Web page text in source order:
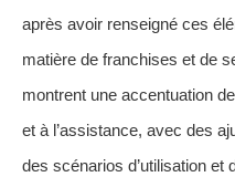
après avoir renseigné ces
matière de franchises et de
montrent une accentuation
et à l’assistance, avec des
des scénarios d’utilisation et